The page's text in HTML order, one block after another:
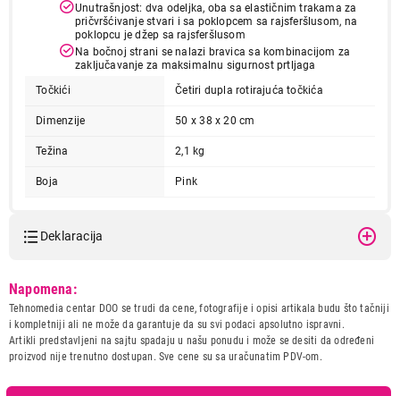
Unutrašnjost: dva odeljka, oba sa elastičnim trakama za
pričvršćivanje stvari i sa poklopcem sa rajsferšlusom, na
poklopcu je džep sa rajsferšlusom
Na bočnoj strani se nalazi bravica sa kombinacijom za
zaključavanje za maksimalnu sigurnost prtljaga
Točkići
Četiri dupla rotirajuća točkića
Dimenzije 50 x 38 x 20 cm
Težina 2,1 kg
Boja Pink
Deklaracija
Naziv i vrsta robe:
KOFER
Uvoznik:
Precision DOO
Zemlja porekla:
Kina
Prava potrošača:
Zagarantovana sva prava
Napomena:
Tehnomedia centar DOO se trudi da cene, fotografije i opisi artikala budu što tačniji
i kompletniji ali ne može da garantuje da su svi podaci apsolutno ispravni.
Artikli predstavljeni na sajtu spadaju u našu ponudu i može se desiti da određeni
proizvod nije trenutno dostupan. Sve cene su sa uračunatim PDV-om.